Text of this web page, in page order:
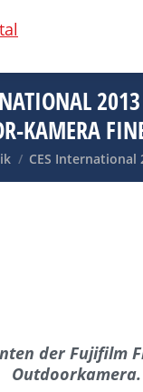
KAMERA
sich hier:
CES International
der Fujifilm
Outdoorkamera.